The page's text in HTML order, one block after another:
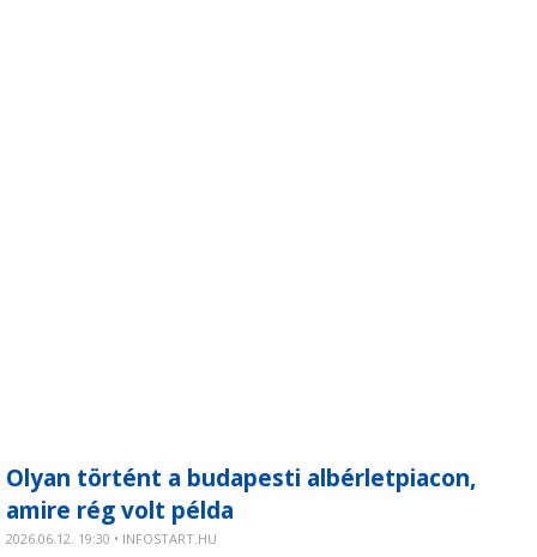
Olyan történt a budapesti albérletpiacon,
amire rég volt példa
2026.06.12. 19:30 • INFOSTART.HU